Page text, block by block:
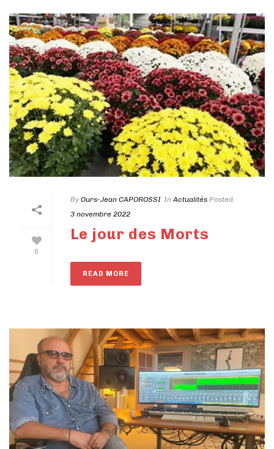
0
ByOurs-Jean CAPOROSSI In Actualités Posted
3 novembre 2022
Le jour des Morts
READ MORE